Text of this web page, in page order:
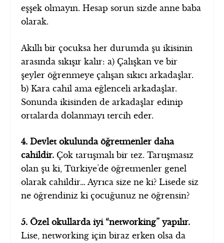
eşşek olmayın. Hesap sorun sizde anne baba
olarak.
Akıllı bir çocuksa her durumda şu ikisinin
arasında sıkışır kalır: a) Çalışkan ve bir
şeyler öğrenmeye çalışan sıkıcı arkadaşlar.
b) Kara cahil ama eğlenceli arkadaşlar.
Sonunda ikisinden de arkadaşlar edinip
ortalarda dolanmayı tercih eder.
4. Devlet okulunda öğretmenler daha
cahildir. Çok tartışmalı bir tez. Tartışmasız
olan şu ki, Türkiye’de öğretmenler genel
olarak cahildir… Ayrıca size ne ki? Lisede siz
ne öğrendiniz ki çocuğunuz ne öğrensin?
5. Özel okullarda iyi “networking” yapılır.
Lise, networking için biraz erken olsa da